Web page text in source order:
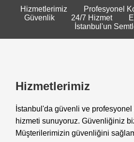
Hizmetlerimiz Profesyonel
Güvenlik
24/7 Hizmet
İstanbul'un
Hizmetlerimiz
İstanbul'da güvenli ve
hizmeti sunuyoruz. Güvenliğiniz
Müşterilerimizin güvenliğini